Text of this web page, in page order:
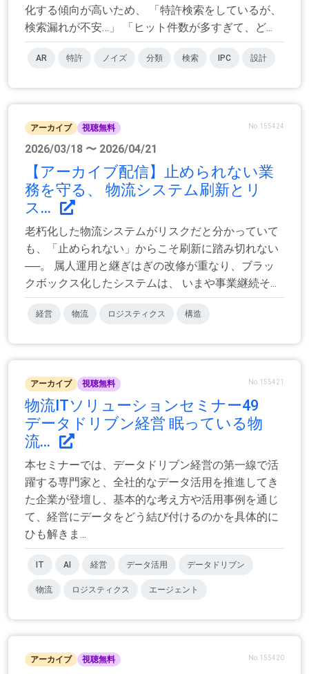
化する傾向が⾼いため、 「特許検索をしているが、
検索漏れが不安…」 「ヒット件数が多すぎて、ど...
AR 特許 ノイズ 分類 検索 IPC 設計
アーカイブ 視聴無料 No.155424
2026/03/18 〜 2026/04/21
【アーカイブ配信】止められない業
務を守る、 物流システム刷新とリ
ス...
老朽化した物流システムがリスクだと分かっていて
も、「止められない」からこそ刷新に踏み切れない
──。 属人運用と継ぎはぎの改修が重なり、ブラッ
クボックス化したシステムは、 いまや事業継続そ...
経営 物流 ロジスティクス 構造
アーカイブ 視聴無料 No.155421
物流ITソリューションセミナー49
データドリブン経営 眠っている物
流...
本セミナーでは、データドリブン経営の第一線で活
躍する専門家と、全社的なデータ活用を推進してき
た企業が登壇し、基本的な考え方や活用事例を通じ
て、経営にデータをどう結び付けるのかを具体的に
ひも解きま...
IT AI 経営 データ活用 データドリブン
物流 ロジスティクス エージェント
アーカイブ 視聴無料 No.155420